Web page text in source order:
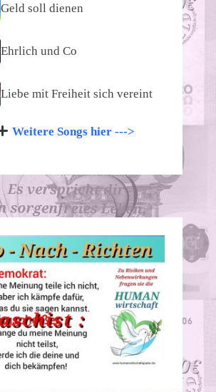
Geld soll dienen
Ehrlich und Co
Liebe mit Freiheit sich vereint
Weitere Songs hier --->